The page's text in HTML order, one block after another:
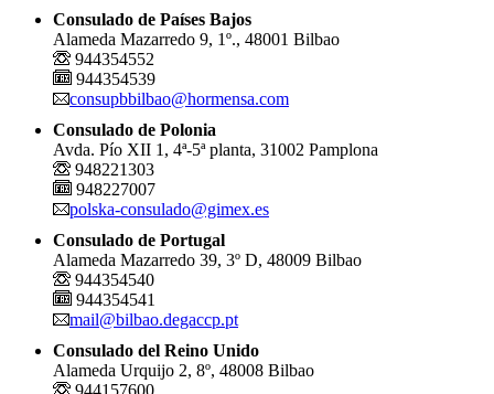
Consulado de Países Bajos
Alameda Mazarredo 9, 1º., 48001 Bilbao
944354552
944354539
consupbbilbao@hormensa.com
Consulado de Polonia
Avda. Pío XII 1, 4ª-5ª planta, 31002 Pamplona
948221303
948227007
polska-consulado@gimex.es
Consulado de Portugal
Alameda Mazarredo 39, 3º D, 48009 Bilbao
944354540
944354541
mail@bilbao.degaccp.pt
Consulado del Reino Unido
Alameda Urquijo 2, 8º, 48008 Bilbao